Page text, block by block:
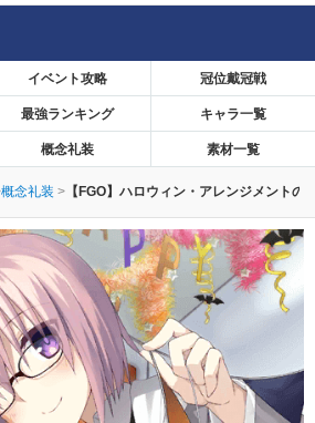
イベント攻略 冠位戴冠戦
最強ランキング キャラ一覧
概念礼装 素材一覧
概念礼装 【FGO】ハロウィン・アレンジメントの